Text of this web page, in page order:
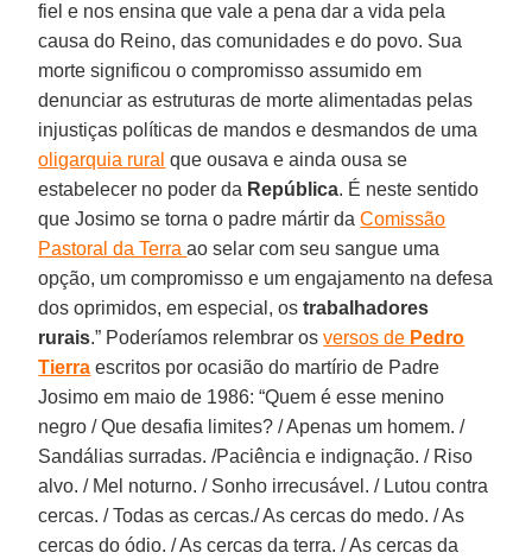
fiel e nos ensina que vale a pena dar a vida pela
causa do Reino, das comunidades e do povo. Sua
morte significou o compromisso assumido em
denunciar as estruturas de morte alimentadas pelas
injustiças políticas de mandos e desmandos de uma
oligarquia rural que ousava e ainda ousa se
estabelecer no poder da República. É neste sentido
que Josimo se torna o padre mártir daComissão
Pastoral da Terraao selar com seu sangue uma
opção, um compromisso e um engajamento na defesa
dos oprimidos, em especial, ostrabalhadores
rurais.” Poderíamos relembrar osversos de Pedro
Tierra escritos por ocasião do martírio de Padre
Josimo em maio de 1986: “Quem é esse menino
negro / Que desafia limites? / Apenas um homem. /
Sandálias surradas. /Paciência e indignação. / Riso
alvo. / Mel noturno. / Sonho irrecusável. / Lutou contra
cercas. / Todas as cercas./ As cercas do medo. / As
cercas do ódio. / As cercas da terra. / As cercas da